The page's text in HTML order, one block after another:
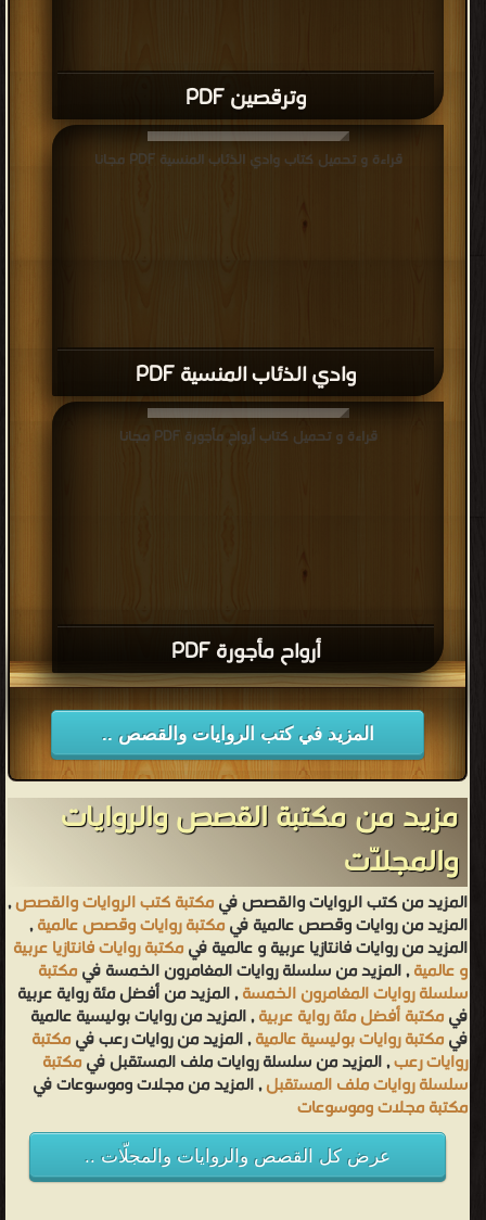
وترقصين PDF
وادي الذئاب المنسية PDF
قراءة و تحميل كتاب وادي الذئاب المنسية PDF مجانا
أرواح مأجورة PDF
قراءة و تحميل كتاب أرواح مأجورة PDF مجانا
المزيد في كتب الروايات والقصص ..
مزيد من مكتبة القصص والروايات
والمجلّات
المزيد من كتب الروايات والقصص فيمكتبة كتب الروايات والقصص,
المزيد من روايات وقصص عالمية فيمكتبة روايات وقصص عالمية,
المزيد من روايات فانتازيا عربية و عالمية فيمكتبة روايات فانتازيا عربية
و عالمية, المزيد من سلسلة روايات المغامرون الخمسة فيمكتبة
سلسلة روايات المغامرون الخمسة, المزيد من أفضل مئة رواية عربية
فيمكتبة أفضل مئة رواية عربية, المزيد من روايات بوليسية عالمية
فيمكتبة روايات بوليسية عالمية, المزيد من روايات رعب فيمكتبة
روايات رعب, المزيد من سلسلة روايات ملف المستقبل فيمكتبة
سلسلة روايات ملف المستقبل, المزيد من مجلات وموسوعات في
مكتبة مجلات وموسوعات
عرض كل القصص والروايات والمجلّات ..